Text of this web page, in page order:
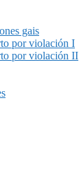
gais
por violación I
por violación II